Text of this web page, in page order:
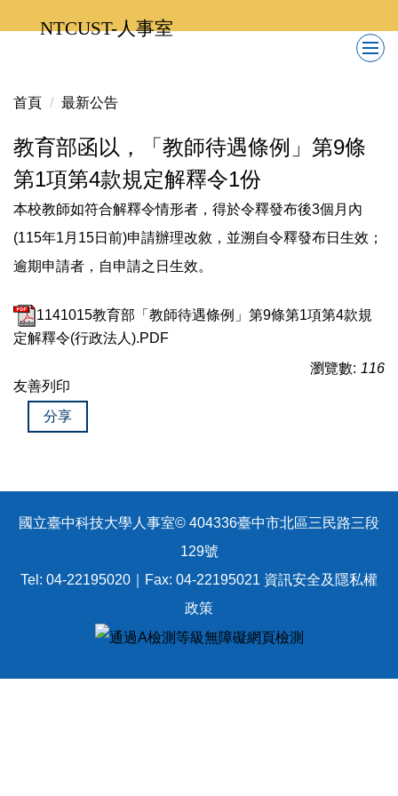
到
內
區
NTCUST-人事室
首頁 最新公告
教育部函以，「教師待遇條例」第9條
第1項第4款規定解釋令1份
本校教師如符合解釋令情形者，得於令釋發布後3個月內
(115年1月15日前)申請辦理改敘，並溯自令釋發布日生效；
逾期申請者，自申請之日生效。
1141015教育部「教師待遇條例」第9條第1項第4款規
定解釋令(行政法人).PDF
瀏覽數: 116
友善列印
分享
國立臺中科技大學人事室© 404336臺中市北區三民路三段
129號
Tel: 04-22195020｜Fax: 04-22195021 資訊安全及隱私權
政策